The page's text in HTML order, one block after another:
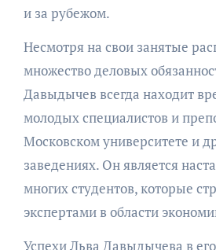
и за рубежом.
Несмотря на свои занятые
множество деловых
Давыдычев всегда находит
молодых специалистов и
Московском университете и
заведениях. Он является
многих студентов, которые
экспертами в области
Успехи Льва Давыдычева в его